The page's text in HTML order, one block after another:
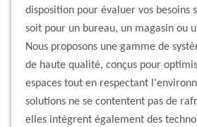
disposition pour évaluer vos besoins
soit pour un bureau, un magasin ou
Nous proposons une gamme de
de haute qualité, conçus pour
espaces tout en respectant
solutions ne se contentent pas de
elles intègrent également des